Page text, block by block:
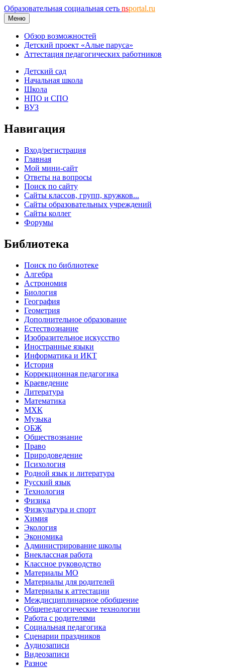
Образовательная социальная сеть nsportal.ru
Меню
Обзор возможностей
Детский проект «Алые паруса»
Аттестация педагогических работников
Детский сад
Начальная школа
Школа
НПО и СПО
ВУЗ
Навигация
Вход/регистрация
Главная
Мой мини-сайт
Ответы на вопросы
Поиск по сайту
Сайты классов, групп, кружков...
Сайты образовательных учреждений
Сайты коллег
Форумы
Библиотека
Поиск по библиотеке
Алгебра
Астрономия
Биология
География
Геометрия
Дополнительное образование
Естествознание
Изобразительное искусство
Иностранные языки
Информатика и ИКТ
История
Коррекционная педагогика
Краеведение
Литература
Математика
МХК
Музыка
ОБЖ
Обществознание
Право
Природоведение
Психология
Родной язык и литература
Русский язык
Технология
Физика
Физкультура и спорт
Химия
Экология
Экономика
Администрирование школы
Внеклассная работа
Классное руководство
Материалы МО
Материалы для родителей
Материалы к аттестации
Междисциплинарное обобщение
Общепедагогические технологии
Работа с родителями
Социальная педагогика
Сценарии праздников
Аудиозаписи
Видеозаписи
Разное